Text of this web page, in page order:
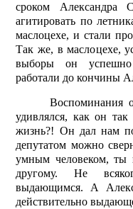
сроком
агитировать по
маслоцехе, и стали
Так же, в маслоцехе,
выборы он успешно
работали до кончины
удивлялся, как он
жизнь?! Он дал нам
депутатом можно
умным человеком, ты
другому. Не
выдающимся. А
действительно